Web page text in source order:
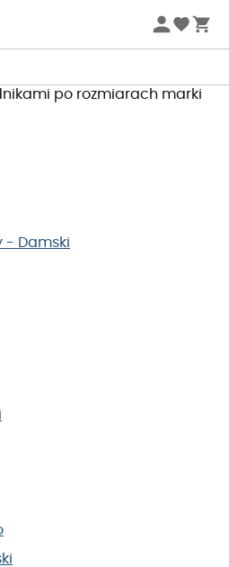
i szukasz swojego rozmiaru?
po rozmiarach marki
- Damski